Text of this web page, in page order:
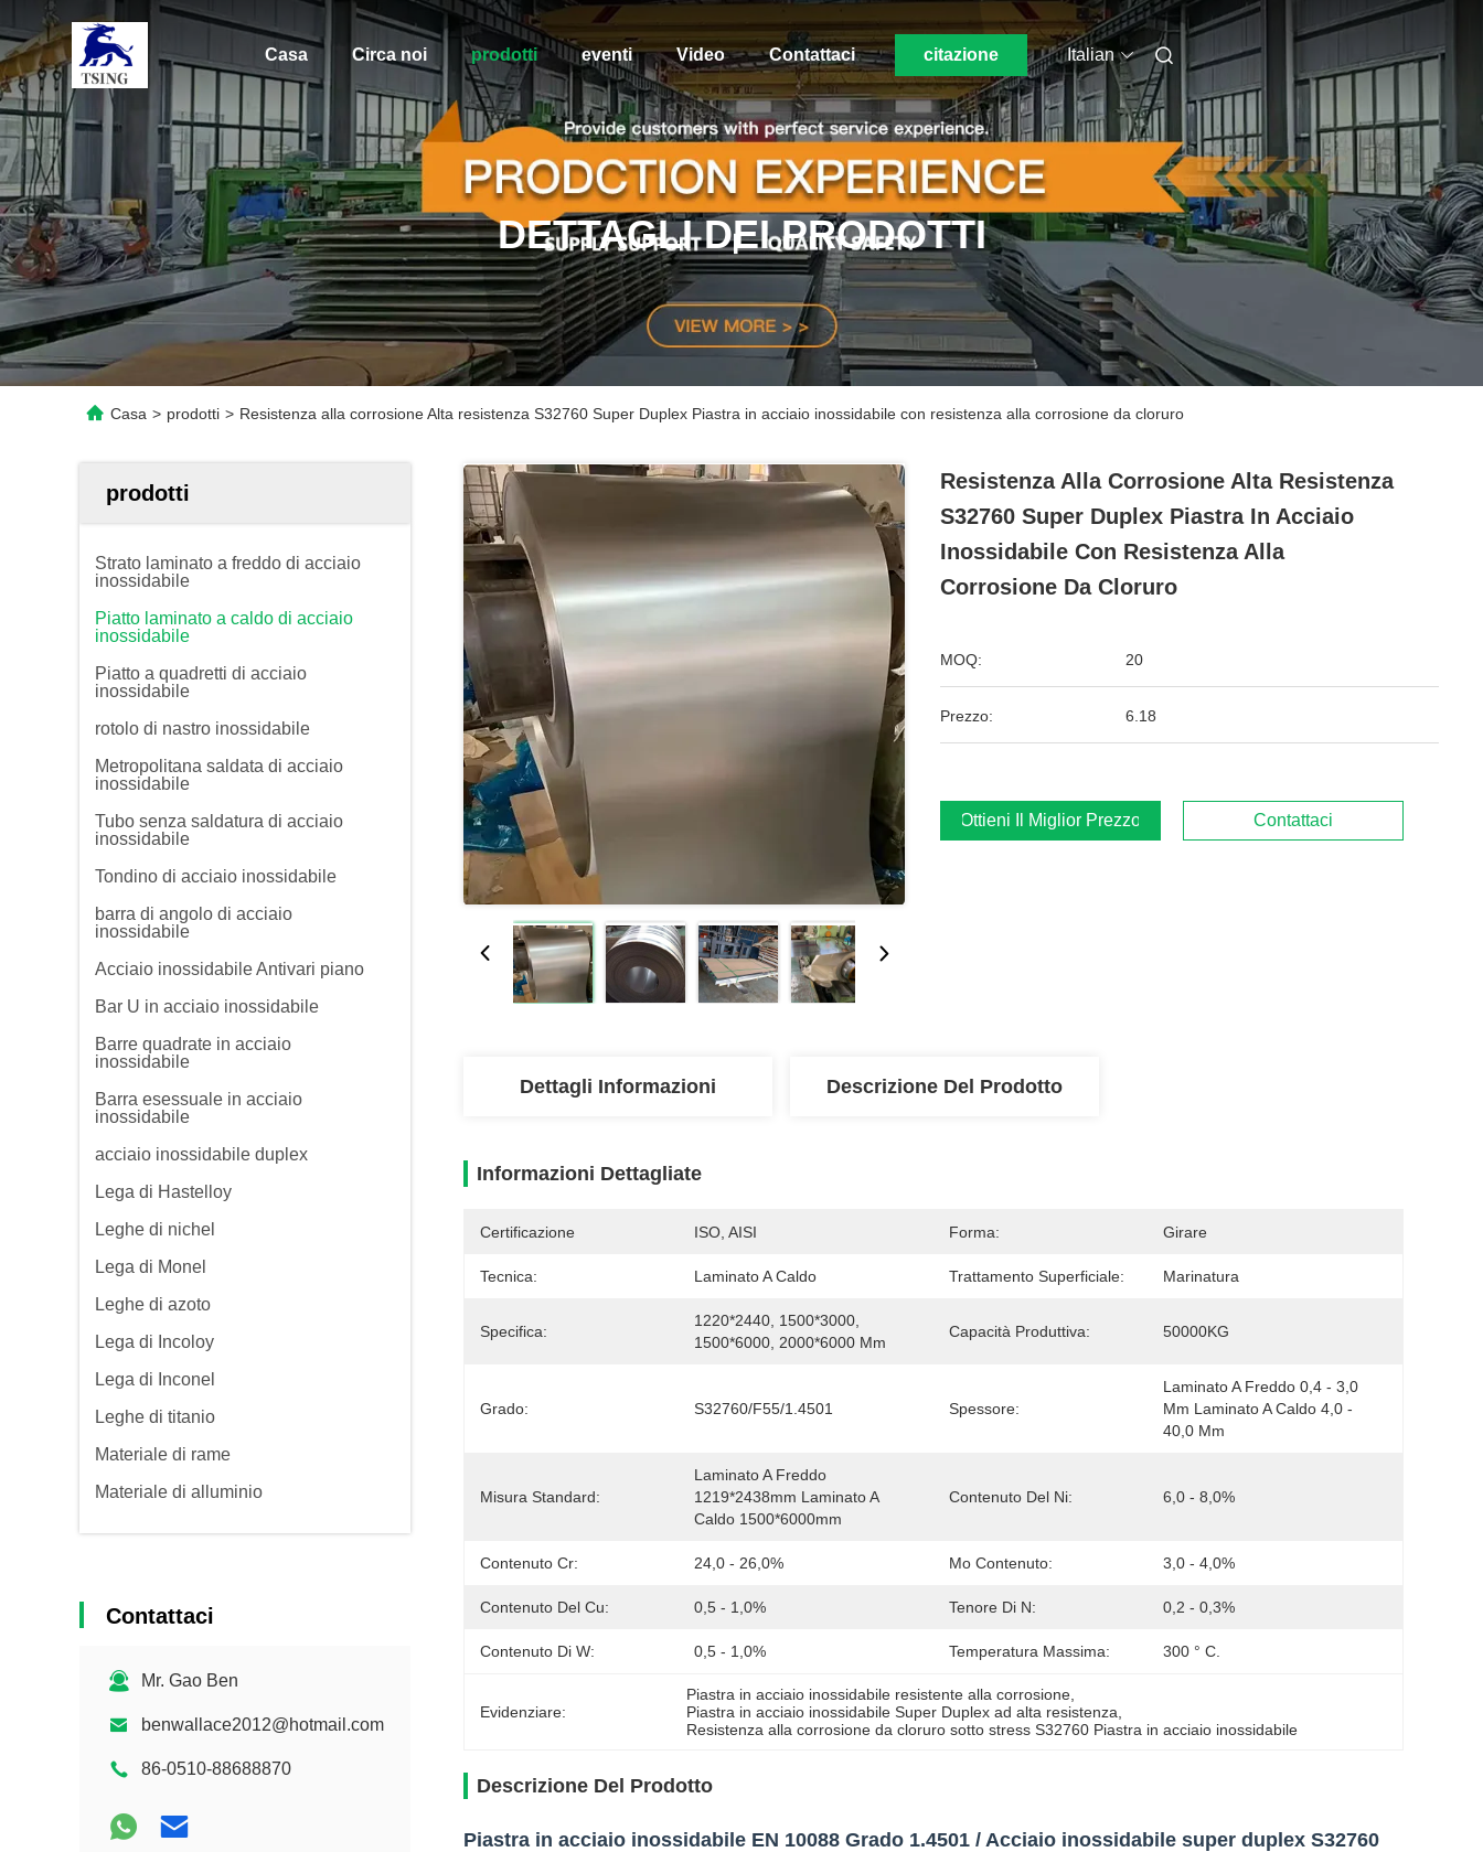
Casa Circa noi prodotti eventi Video Contattaci citazione Italian
DETTAGLI DEI PRODOTTI
Casa > prodotti > Resistenza alla corrosione Alta resistenza S32760 Super Duplex Piastra in acciaio inossidabile con resistenza alla corrosione da cloruro
prodotti
Strato laminato a freddo di acciaio
inossidabile
Piatto laminato a caldo di acciaio
inossidabile
Piatto a quadretti di acciaio
inossidabile
rotolo di nastro inossidabile
Metropolitana saldata di acciaio
inossidabile
Tubo senza saldatura di acciaio
inossidabile
Tondino di acciaio inossidabile
barra di angolo di acciaio
inossidabile
Acciaio inossidabile Antivari piano
Bar U in acciaio inossidabile
Barre quadrate in acciaio
inossidabile
Barra esessuale in acciaio
inossidabile
acciaio inossidabile duplex
Lega di Hastelloy
Leghe di nichel
Lega di Monel
Leghe di azoto
Lega di Incoloy
Lega di Inconel
Leghe di titanio
Materiale di rame
Materiale di alluminio
Contattaci
Mr. Gao Ben
benwallace2012@hotmail.com
86-0510-88688870
Resistenza Alla Corrosione Alta Resistenza
S32760 Super Duplex Piastra In Acciaio
Inossidabile Con Resistenza Alla
Corrosione Da Cloruro
MOQ: 20
Prezzo: 6.18
Ottieni Il Miglior Prezzo Contattaci
Dettagli Informazioni Descrizione Del Prodotto
Informazioni Dettagliate
Certificazione ISO, AISI Forma: Girare
Tecnica: Laminato A Caldo Trattamento Superficiale: Marinatura
Specifica:
1220*2440, 1500*3000,
1500*6000, 2000*6000 Mm
Capacità Produttiva: 50000KG
Grado: S32760/F55/1.4501 Spessore:
Laminato A Freddo 0,4 - 3,0
Mm Laminato A Caldo 4,0 -
40,0 Mm
Misura Standard:
Laminato A Freddo
1219*2438mm Laminato A
Caldo 1500*6000mm
Contenuto Del Ni: 6,0 - 8,0%
Contenuto Cr: 24,0 - 26,0% Mo Contenuto: 3,0 - 4,0%
Contenuto Del Cu: 0,5 - 1,0% Tenore Di N: 0,2 - 0,3%
Contenuto Di W: 0,5 - 1,0% Temperatura Massima: 300 ° C.
Evidenziare:
Piastra in acciaio inossidabile resistente alla corrosione
Piastra in acciaio inossidabile Super Duplex ad alta resistenza
Resistenza alla corrosione da cloruro sotto stress S32760 Piastra in acciaio inossidabile
Descrizione Del Prodotto
Piastra in acciaio inossidabile EN 10088 Grado 1.4501 / Acciaio inossidabile super duplex S32760